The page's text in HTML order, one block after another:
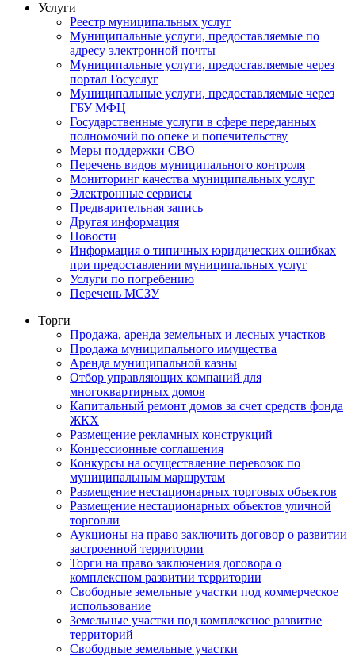
Услуги
Реестр муниципальных услуг
Муниципальные услуги, предоставляемые по
адресу электронной почты
Муниципальные услуги, предоставляемые через
портал Госуслуг
Муниципальные услуги, предоставляемые через
ГБУ МФЦ
Государственные услуги в сфере переданных
полномочий по опеке и попечительству
Меры поддержки СВО
Перечень видов муниципального контроля
Мониторинг качества муниципальных услуг
Электронные сервисы
Предварительная запись
Другая информация
Новости
Информация о типичных юридических ошибках
при предоставлении муниципальных услуг
Услуги по погребению
Перечень МСЗУ
Торги
Продажа, аренда земельных и лесных участков
Продажа муниципального имущества
Аренда муниципальной казны
Отбор управляющих компаний для
многоквартирных домов
Капитальный ремонт домов за счет средств фонда
ЖКХ
Размещение рекламных конструкций
Концессионные соглашения
Конкурсы на осуществление перевозок по
муниципальным маршрутам
Размещение нестационарных торговых объектов
Размещение нестационарных объектов уличной
торговли
Аукционы на право заключить договор о развитии
застроенной территории
Торги на право заключения договора о
комплексном развитии территории
Свободные земельные участки под коммерческое
использование
Земельные участки под комплексное развитие
территорий
Свободные земельные участки